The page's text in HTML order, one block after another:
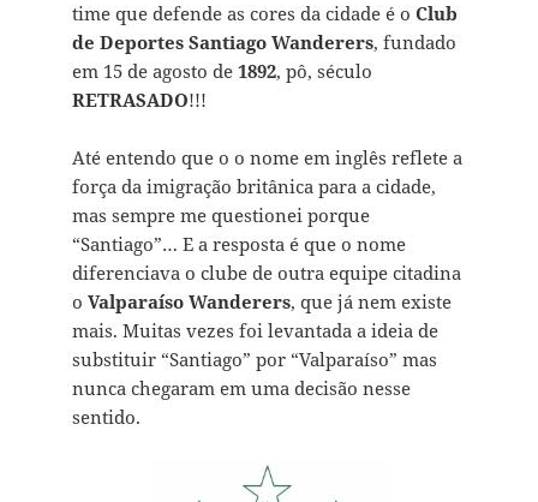
time que defende as cores da cidade é o Club
de Deportes Santiago Wanderers, fundado
em 15 de agosto de 1892, pô, século
RETRASADO!!!
Até entendo que o o nome em inglês reflete a
força da imigração britânica para a cidade,
mas sempre me questionei porque
“Santiago”… E a resposta é que o nome
diferenciava o clube de outra equipe citadina
o Valparaíso Wanderers, que já nem existe
mais. Muitas vezes foi levantada a ideia de
substituir “Santiago” por “Valparaíso” mas
nunca chegaram em uma decisão nesse
sentido.